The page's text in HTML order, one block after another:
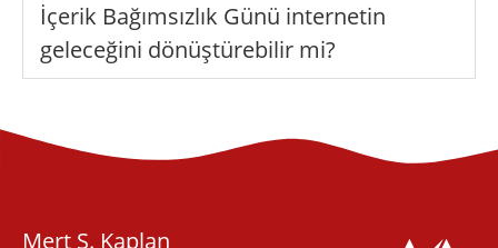
İçerik Bağımsızlık Günü internetin
geleceğini dönüştürebilir mi?
Mert S. Kaplan